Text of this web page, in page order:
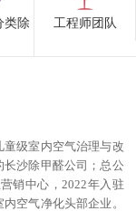
类除
工程师团队
级室内空气治理与改
沙除甲醛公司；总公
销中心，2022年入驻
空气净化头部企业。